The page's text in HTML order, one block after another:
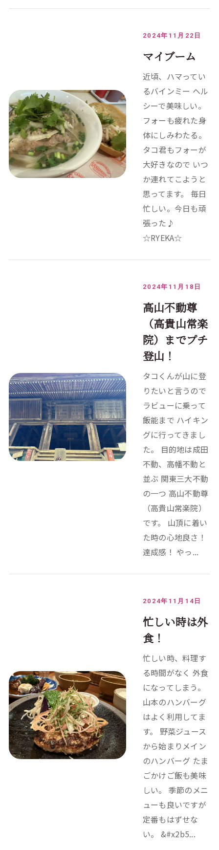
2024年11月22日
マイブーム
近頃、ハマってい
るバインミー ヘル
シーで美味しい。
フォーも疲れた身
体にしみわたる。
タコ君もフォーが
大好きなので いつ
か連れてこようと
思ってます。 毎日
忙しい。今日も頑
張った♪
☆RYEKA☆
2024年11月18日
高山不動尊
（高貴山常楽
院）までプチ
登山！
タコくんが山に登
りたいと言うので
ラビューに乗って
飯能まで ハイキン
グに行ってきまし
た。 目的地は成田
不動、高幡不動と
並ぶ 関東三大不動
の一つ 高山不動尊
（高貴山常楽院）
です。 山頂に着い
た時の心地良さ！
達成感！ やっ...
2024年11月14日
忙しい時は外
食！
忙しい時、料理す
る時間がなく 外食
になってしまう。
山本のハンバーグ
はよく利用してま
す。 野菜ジュース
から始まりメイン
のハンバーグ たま
ごかけご飯も美味
しい。 季節のメニ
ューも良いですが
定番もはずせな
い。 &#x2b5...